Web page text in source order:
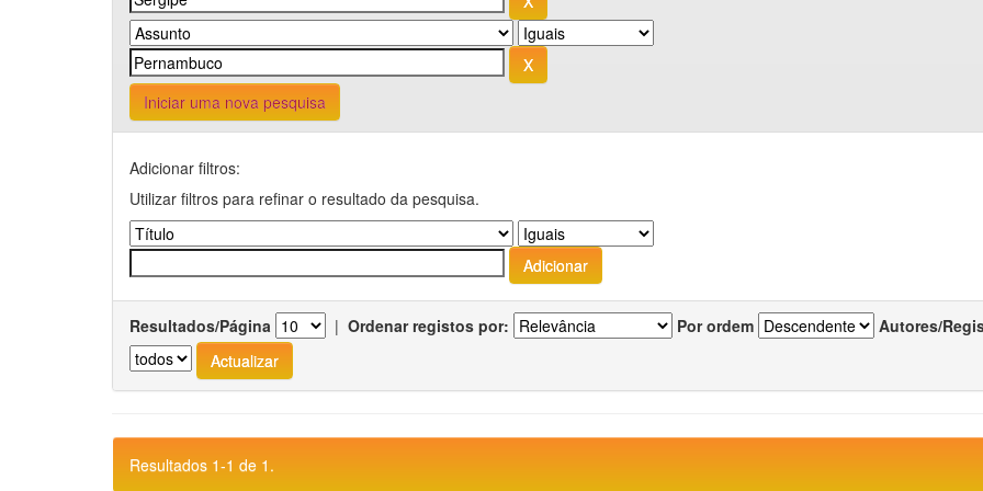
Iniciar uma nova pesquisa
Adicionar filtros:
Utilizar filtros para refinar o resultado da pesquisa.
Resultados/Página | Ordenar registos por: Por ordem Autores/
Resultados 1-1 de 1.